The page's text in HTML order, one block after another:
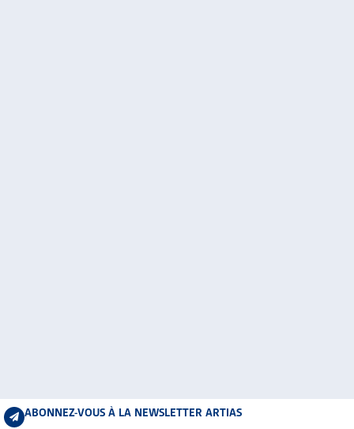
ABONNEZ-VOUS À LA NEWSLETTER ARTIAS